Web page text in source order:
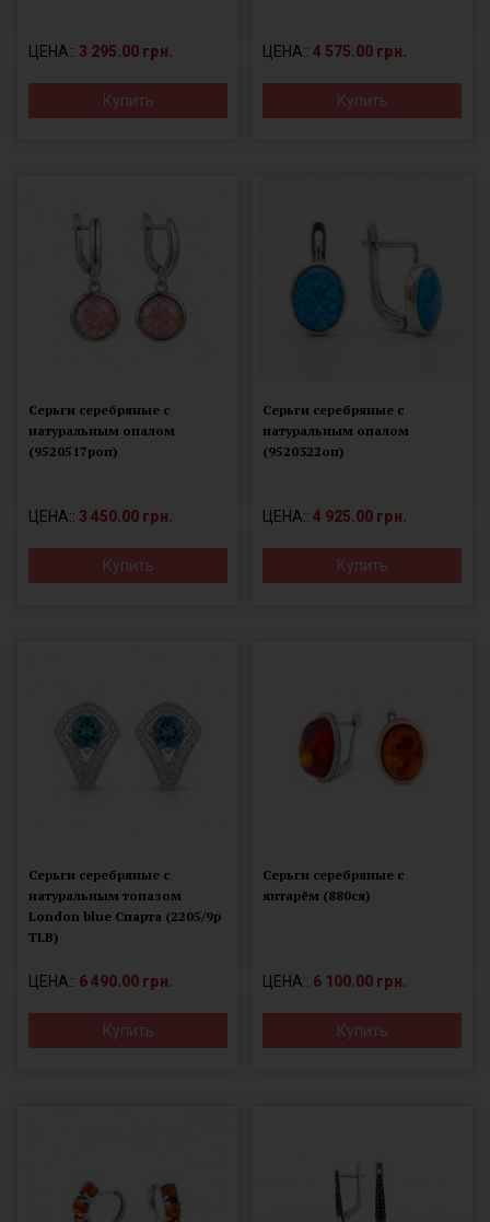
ЦЕНА:: 3 295.00 грн.
Купить
ЦЕНА:: 4 575.00 грн.
Купить
Серьги серебряные с
натуральным опалом
(9520517роп)
ЦЕНА:: 3 450.00 грн.
Купить
Серьги серебряные с
натуральным опалом
(9520322оп)
ЦЕНА:: 4 925.00 грн.
Купить
Серьги серебряные с
натуральным топазом
London blue Спарта (2205/9р
ТLB)
ЦЕНА:: 6 490.00 грн.
Купить
Серьги серебряные с
янтарём (880ся)
ЦЕНА:: 6 100.00 грн.
Купить